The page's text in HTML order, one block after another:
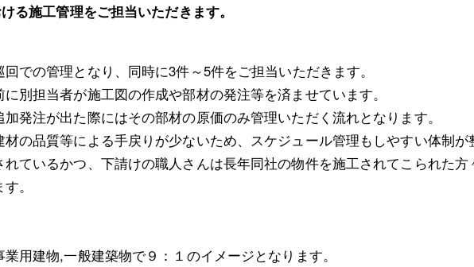
る施工管理をご担当いただきます。
での管理となり、同時に3件～5件をご担当いただきます。
別担当者が施工図の作成や部材の発注等を済ませています。
発注が出た際にはその部材の原価のみ管理いただく流れとなります。
の品質等による手戻りが少ないため、スケジュール管理もしやすい体制が
ているかつ、下請けの職人さんは長年同社の物件を施工されてこられた
。
用建物,一般建築物で９：１のイメージとなります。